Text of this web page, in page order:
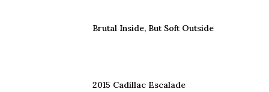
Brutal Inside, But Soft Outside
2015 Cadillac Escalade